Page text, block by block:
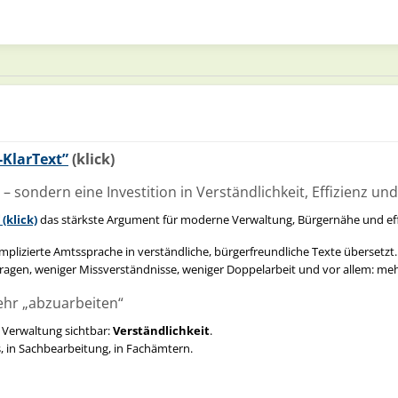
(klick)
sondern eine Investition in Verständlichkeit, Effizienz
(klick)das stärkste Argument für moderne Verwaltung, Bürgernähe und
Amtssprache in verständliche, bürgerfreundliche Texte
weniger Missverständnisse, weniger Doppelarbeit und vor allem:
„abzuarbeiten“
sichtbar:Verständlichkeit.
Sachbearbeitung, in Fachämtern.